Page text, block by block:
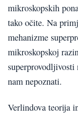
mikroskopskih
tako očite. Na
mehanizme
mikroskopskoj
nam nepoznati.
Verlindova teorija